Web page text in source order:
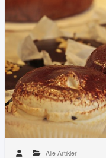
Alle Artikler